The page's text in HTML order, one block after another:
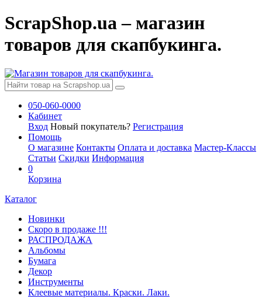
ScrapShop.ua – магазин
товаров для скапбукинга.
050-060-0000
Кабинет
Вход Новый покупатель? Регистрация
Помощь
О магазине Контакты Оплата и доставка Мастер-Классы
Статьи Скидки Информация
0
Корзина
Каталог
Новинки
Скоро в продаже !!!
РАСПРОДАЖА
Альбомы
Бумага
Декор
Инструменты
Клеевые материалы. Краски. Лаки.